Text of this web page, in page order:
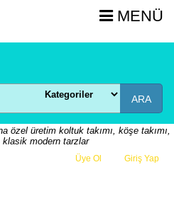
MENÜ
ARA
özel üretim koltuk takımı, köşe takımı,
modern tarzlar
Üye Ol Giriş Yap